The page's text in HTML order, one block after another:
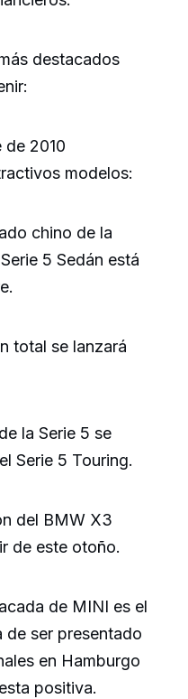
destacados
de 2010
modelos:
chino de la
5 Sedán está
total se lanzará
la Serie 5 se
Serie 5 Touring.
del BMW X3
de este otoño.
de MINI es el
de ser presentado
en Hamburgo
positiva.